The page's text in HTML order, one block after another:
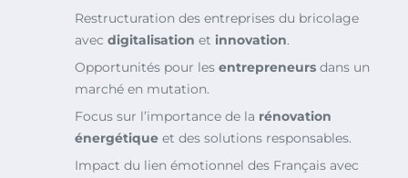
Restructuration des entreprises du bricolage
avec digitalisation et innovation.
Opportunités pour les entrepreneurs dans un
marché en mutation.
Focus sur l’importance de la rénovation
énergétique et des solutions responsables.
Impact du lien émotionnel des Français avec